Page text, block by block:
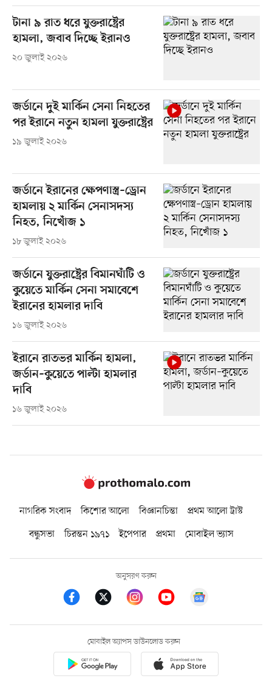
টানা ৯ রাত ধরে যুক্তরাষ্ট্রের
হামলা, জবাব দিচ্ছে ইরানও
২০ জুলাই ২০২৬
জর্ডানে দুই মার্কিন সেনা নিহতের
পর ইরানে নতুন হামলা যুক্তরাষ্ট্রের
১৯ জুলাই ২০২৬
জর্ডানে ইরানের ক্ষেপণাস্ত্র–ড্রোন
হামলায় ২ মার্কিন সেনাসদস্য
নিহত, নিখোঁজ ১
১৮ জুলাই ২০২৬
জর্ডানে যুক্তরাষ্ট্রের বিমানঘাঁটি ও
কুয়েতে মার্কিন সেনা সমাবেশে
ইরানের হামলার দাবি
১৬ জুলাই ২০২৬
ইরানে রাতভর মার্কিন হামলা,
জর্ডান–কুয়েতে পাল্টা হামলার
দাবি
১৬ জুলাই ২০২৬
নাগরিক সংবাদ কিশোর আলো বিজ্ঞানচিন্তা
প্রথম আলো ট্রাস্ট
বন্ধুসভা
চিরন্তন ১৯৭১ ইপেপার প্রথমা মোবাইল ভ্যাস
অনুসরণ করুন
মোবাইল অ্যাপস ডাউনলোড করুন